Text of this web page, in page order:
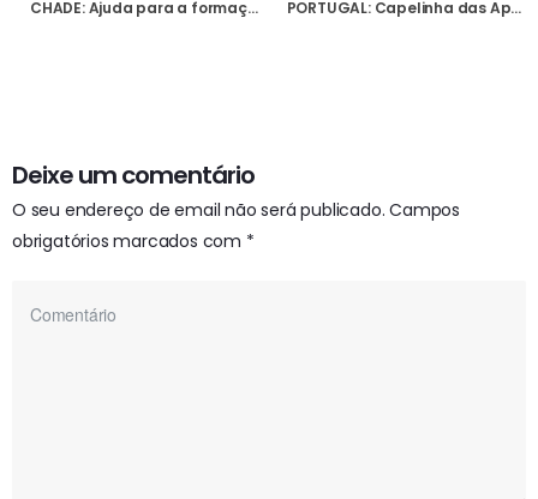
CHADE: Ajuda para a formação de 48 seminaristas da Diocese de Sarh PORTUGAL: Capelinha das Aparições vai estar no centro da iniciativa internacional da AIS de oração das crianças pela paz
Deixe um comentário
O seu endereço de email não será publicado. Campos
obrigatórios marcados com *